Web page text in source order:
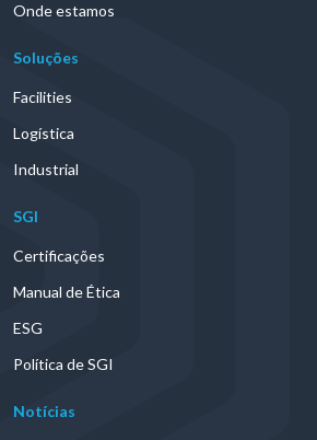
Onde estamos
Soluções
Facilities
Logística
Industrial
SGI
Certificações
Manual de Ética
ESG
Política de SGI
Notícias